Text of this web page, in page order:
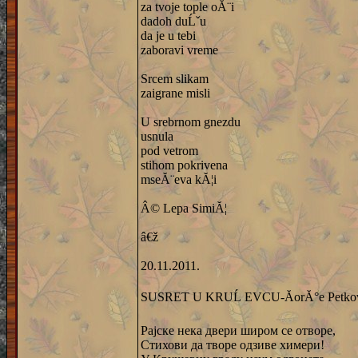
za tvoje tople oĂ¨i
dadoh duĹˇu
da je u tebi
zaboravi vreme
Srcem slikam
zaigrane misli
U srebrnom gnezdu
usnula
pod vetrom
stihom pokrivena
mseĂ¨eva kĂ¦i
Â© Lepa SimiĂ¦
â€ž
20.11.2011.
SUSRET U KRUĹ EVCU-ĂorĂ°e
Рајске нека двери широм се отворе,
Стихови да творе одзиве химери!